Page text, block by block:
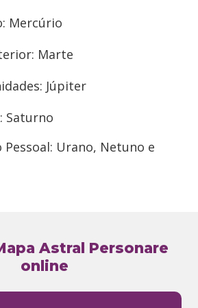
Mercúrio
Marte
Júpiter
Saturno
Pessoal: Urano, Netuno e
Astral Personare
online